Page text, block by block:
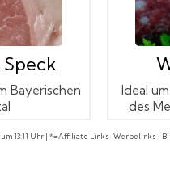
Bayerischen
Ideal
des
13:11 Uhr | *=Affiliate Links-Werbelinks